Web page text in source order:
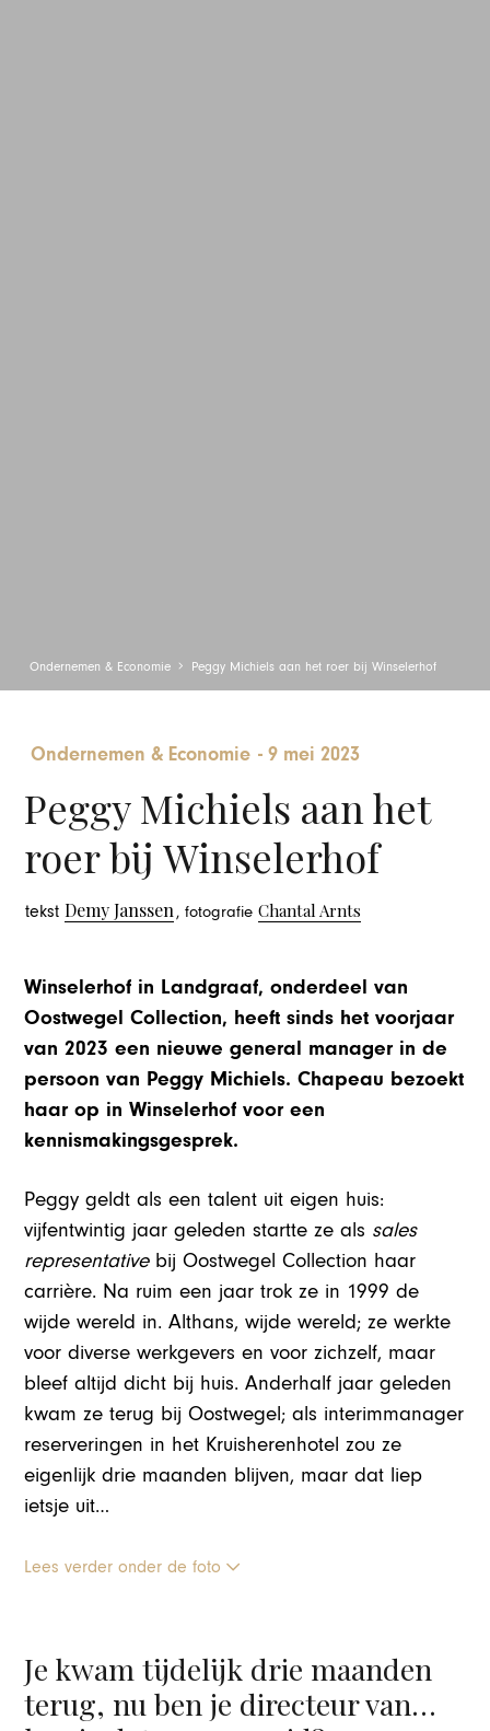
Ondernemen & Economie Peggy Michiels aan het roer bij Winselerhof
Ondernemen & Economie -9 mei 2023
Peggy Michiels aan het
roer bij Winselerhof
tekstDemy Janssen , fotografieChantal Arnts
Winselerhof in Landgraaf, onderdeel van
Oostwegel Collection, heeft sinds het voorjaar
van 2023 een nieuwe general manager in de
persoon van Peggy Michiels. Chapeau bezoekt
haar op in Winselerhof voor een
kennismakingsgesprek.
Peggy geldt als een talent uit eigen huis:
vijfentwintig jaar geleden startte ze als sales
representativebij Oostwegel Collection haar
carrière. Na ruim een jaar trok ze in 1999 de
wijde wereld in. Althans, wijde wereld; ze werkte
voor diverse werkgevers en voor zichzelf, maar
bleef altijd dicht bij huis. Anderhalf jaar geleden
kwam ze terug bij Oostwegel; als interimmanager
reserveringen in het Kruisherenhotel zou ze
eigenlijk drie maanden blijven, maar dat liep
ietsje uit…
Lees verder onder de foto
Je kwam tijdelijk drie maanden
terug, nu ben je directeur van…